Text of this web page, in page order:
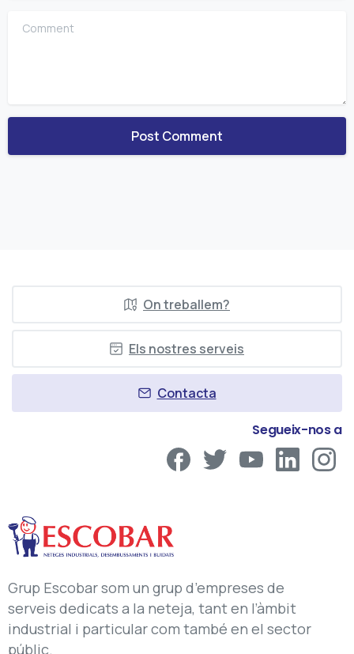
Comment
On treballem?
Els nostres serveis
Contacta
Segueix-nos a
Grup Escobar som un grup d’empreses de
serveis dedicats a la neteja, tant en l’àmbit
industrial i particular com també en el sector
públic.